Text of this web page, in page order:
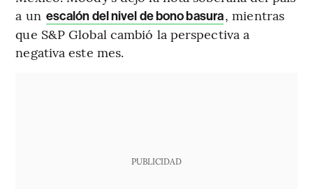
a un escalón del nivel de bono basura, mientras
que S&P Global cambió la perspectiva a
negativa este mes.
PUBLICIDAD